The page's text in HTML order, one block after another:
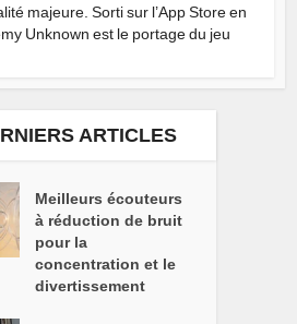
majeure. Sorti sur l’App Store en
Unknown est le portage du jeu
ARTICLES
Meilleurs écouteurs
à réduction de bruit
pour la
concentration et le
divertissement